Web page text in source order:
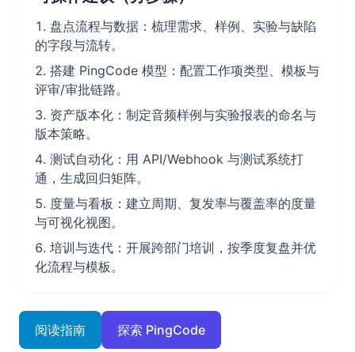
盘点流程与数据：梳理需求、样例、实验与缺陷
的字段与流转。
搭建 PingCode 模型：配置工作项类型、模板与
评审/审批链路。
资产版本化：制定音频样例与实验报表的命名与
版本策略。
测试自动化：用 API/Webhook 与测试系统打
通，生成回归矩阵。
度量与看板：建立周期、复发率与覆盖率的度量
与可视化视图。
培训与迭代：开展跨部门培训，按季度复盘并优
化流程与模板。
阅读指南 探索 PingCode